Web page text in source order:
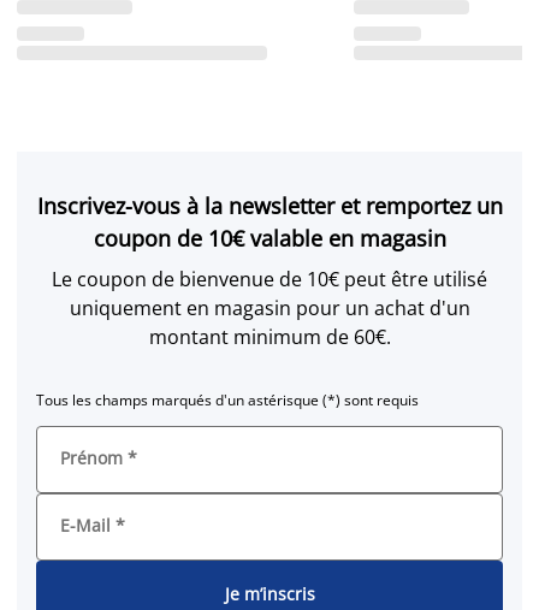
Inscrivez-vous à la newsletter et remportez un
coupon de 10€ valable en magasin
Le coupon de bienvenue de 10€ peut être utilisé
uniquement en magasin pour un achat d'un
montant minimum de 60€.
Tous les champs marqués d'un astérisque (*) sont requis
Prénom *
E-Mail *
Je m’inscris